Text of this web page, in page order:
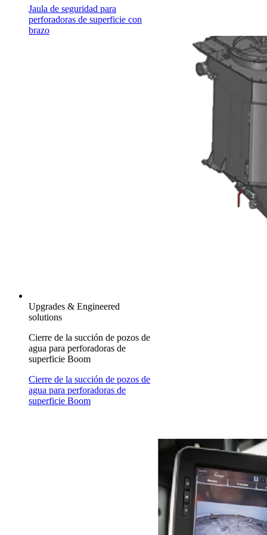
Jaula de seguridad para
perforadoras de superficie con
brazo
Upgrades & Engineered
solutions
Cierre de la succión de pozos de
agua para perforadoras de
superficie Boom
Cierre de la succión de pozos de
agua para perforadoras de
superficie Boom